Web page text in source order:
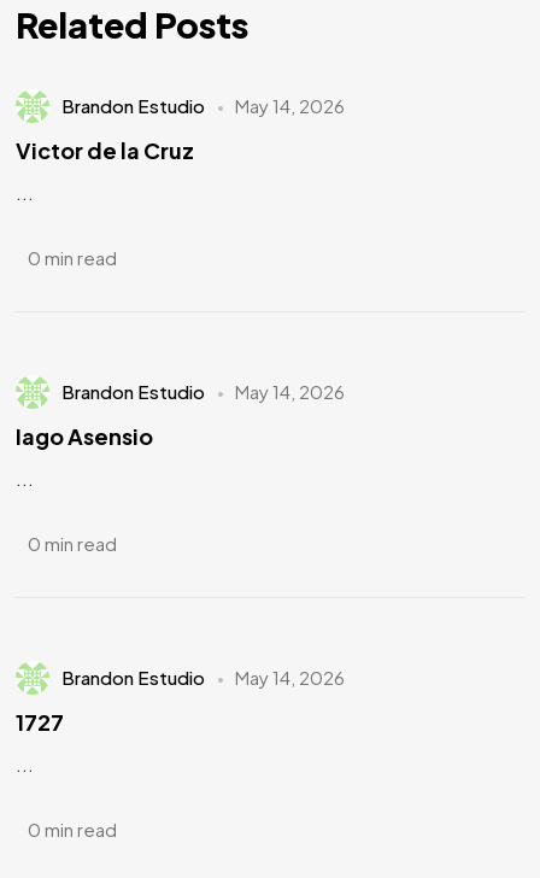
Related Posts
Brandon Estudio May 14, 2026
Victor de la Cruz
...
0 min read
Brandon Estudio May 14, 2026
Iago Asensio
...
0 min read
Brandon Estudio May 14, 2026
1727
...
0 min read